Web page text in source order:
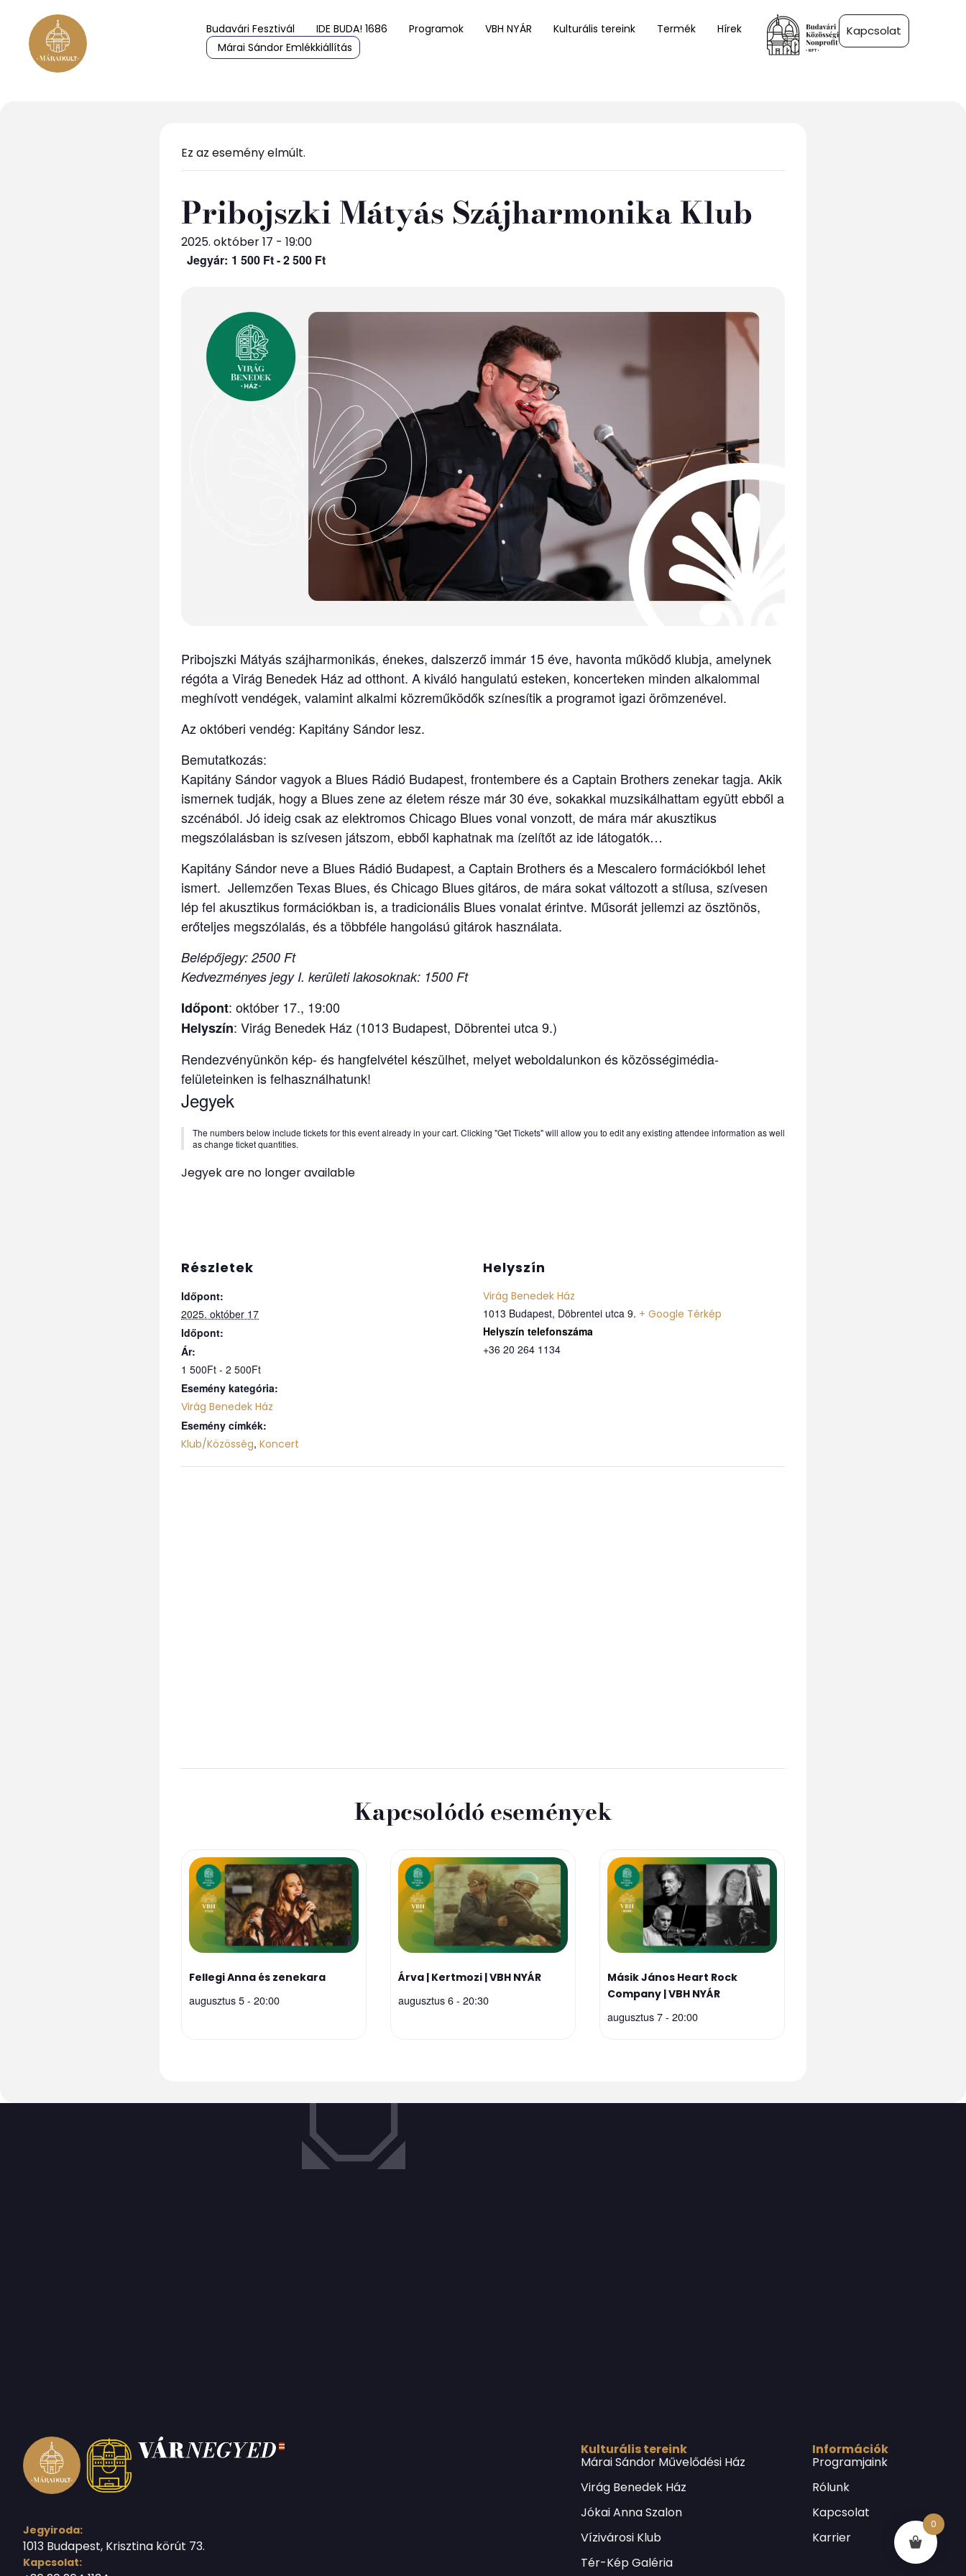
Budavári Fesztivál IDE BUDA! 1686 Programok VBH NYÁR Kulturális tereink Termék
Hírek
Márai Sándor Emlékkiállítás
Kapcsolat
Ez az esemény elmúlt.
Pribojszki Mátyás Szájharmonika Klub
2025. október 17 - 19:00
1 500 Ft - 2 500 Ft
Pribojszki Mátyás szájharmonikás, énekes, dalszerző immár 15 éve, havonta működő klubja, amelynek
régóta a Virág Benedek Ház ad otthont. A kiváló hangulatú esteken, koncerteken minden alkalommal
meghívott vendégek, valamint alkalmi közreműködők színesítik a programot igazi örömzenével.
Az októberi vendég: Kapitány Sándor lesz.
Bemutatkozás:
Kapitány Sándor vagyok a Blues Rádió Budapest, frontembere és a Captain Brothers zenekar tagja. Akik
ismernek tudják, hogy a Blues zene az életem része már 30 éve, sokakkal muzsikálhattam együtt ebből a
szcénából. Jó ideig csak az elektromos Chicago Blues vonal vonzott, de mára már akusztikus
megszólalásban is szívesen játszom, ebből kaphatnak ma ízelítőt az ide látogatók…
Kapitány Sándor neve a Blues Rádió Budapest, a Captain Brothers és a Mescalero formációkból lehet
ismert. Jellemzően Texas Blues, és Chicago Blues gitáros, de mára sokat változott a stílusa, szívesen
lép fel akusztikus formációkban is, a tradicionális Blues vonalat érintve. Műsorát jellemzi az ösztönös,
erőteljes megszólalás, és a többféle hangolású gitárok használata.
Belépőjegy: 2500 Ft
Kedvezményes jegy I. kerületi lakosoknak: 1500 Ft
Időpont: október 17., 19:00
Helyszín: Virág Benedek Ház (1013 Budapest, Döbrentei utca 9.)
Rendezvényünkön kép- és hangfelvétel készülhet, melyet weboldalunkon és közösségimédia-
felületeinken is felhasználhatunk!
Részletek
Időpont:
2025. október 17
Időpont:
Ár:
1 500Ft - 2 500Ft
Esemény kategória:
Virág Benedek Ház
Esemény címkék:
Klub/Közösség, Koncert
Helyszín
Virág Benedek Ház
1013 Budapest, Döbrentei utca 9. + Google Térkép
+36 20 264 1134
Jegyek
The numbers below include tickets for this event already in your cart. Clicking "Get Tickets" will allow you to edit any existing attendee information as well
as change ticket quantities.
Jegyek are no longer available
Kapcsolódó események
Fellegi Anna és zenekara
augusztus 5 - 20:00
Árva | Kertmozi | VBH NYÁR
augusztus 6 - 20:30
Másik János Heart Rock
Company | VBH NYÁR
augusztus 7 - 20:00
Jegyiroda:
1013 Budapest, Krisztina körút 73.
Kapcsolat:
Kulturális tereink
Márai Sándor Művelődési Ház
Virág Benedek Ház
Jókai Anna Szalon
Vízivárosi Klub
Tér-Kép Galéria
Információk
Programjaink
Rólunk
Kapcsolat
Karrier
0